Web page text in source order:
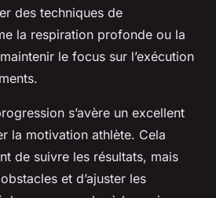
des techniques de
la respiration profonde ou la
le focus sur l’exécution
s’avère un excellent
la motivation athlète. Cela
de suivre les résultats, mais
et d’ajuster les